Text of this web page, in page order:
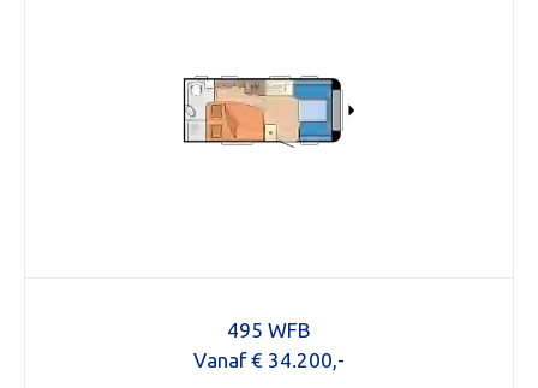
495 WFB
Vanaf € 34.200,-